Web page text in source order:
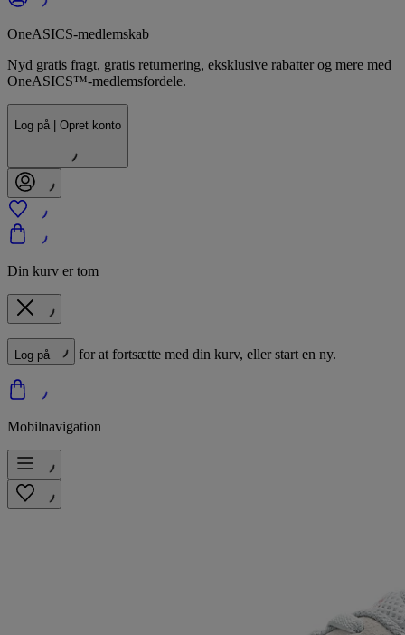
OneASICS-medlemskab
Nyd gratis fragt, gratis returnering, eksklusive rabatter og mere med
OneASICS™-medlemsfordele.
Log på | Opret konto
Din kurv er tom
Log på for at fortsætte med din kurv, eller start en ny.
Mobilnavigation